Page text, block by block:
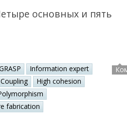
основных и пять
Information expert
Coupling
High cohesion
fabrication